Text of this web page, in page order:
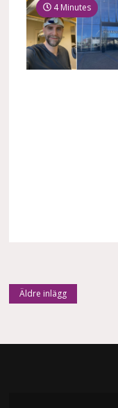
4 Minutes
Äldre inlägg